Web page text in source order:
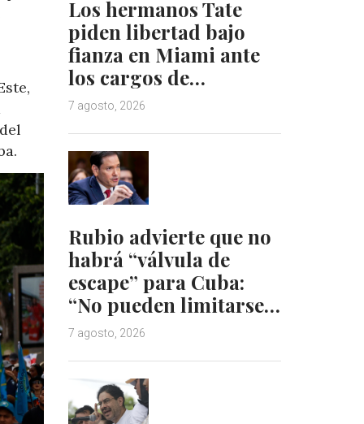
Los hermanos Tate
piden libertad bajo
fianza en Miami ante
los cargos de…
7 agosto, 2026
Rubio advierte que no
habrá “válvula de
escape” para Cuba:
“No pueden limitarse…
7 agosto, 2026